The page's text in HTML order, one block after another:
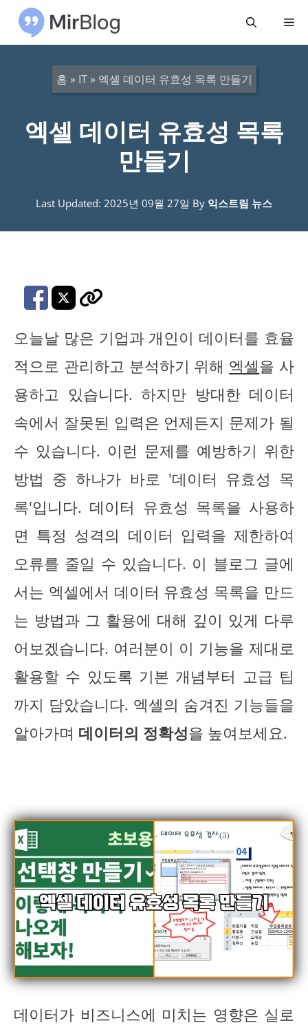
메
홈 » IT» 엑셀 데이터 유효성 목록 만들기
엑셀 데이터 유효성 목록
만들기
Last Updated: 2025년 09월 27일 By 익스트림 뉴스
오늘날 많은 기업과 개인이 데이터를 효율
적으로 관리하고 분석하기 위해 엑셀을 사
용하고 있습니다. 하지만 방대한 데이터
속에서 잘못된 입력은 언제든지 문제가 될
수 있습니다. 이런 문제를 예방하기 위한
방법 중 하나가 바로 '데이터 유효성 목
록'입니다. 데이터 유효성 목록을 사용하
면 특정 성격의 데이터 입력을 제한하여
오류를 줄일 수 있습니다. 이 블로그 글에
서는 엑셀에서 데이터 유효성 목록을 만드
는 방법과 그 활용에 대해 깊이 있게 다루
어보겠습니다. 여러분이 이 기능을 제대로
활용할 수 있도록 기본 개념부터 고급 팁
까지 담았습니다. 엑셀의 숨겨진 기능들을
알아가며 데이터의 정확성을 높여보세요.
데이터가 비즈니스에 미치는 영향은 실로